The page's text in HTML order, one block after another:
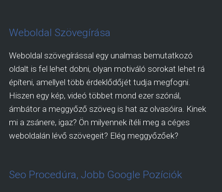
Weboldal Szövegírása
Weboldal szövegírással egy unalmas bemutatkozó
oldalt is fel lehet dobni, olyan motiváló sorokat lehet rá
építeni, amellyel több érdeklődőjét tudja megfogni.
Hiszen egy kép, videó többet mond ezer szónál,
ámbátor a meggyőző szöveg is hat az olvasóira. Kinek
mi a zsánere, igaz? Ön milyennek ítéli meg a céges
weboldalán lévő szövegeit? Elég meggyőzőek?
Seo Procedúra, Jobb Google Pozíciók